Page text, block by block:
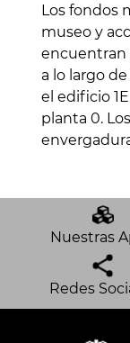
Los fondos
museo y
encuentran
a lo largo
el edificio
planta 0.
Nuestras
Redes